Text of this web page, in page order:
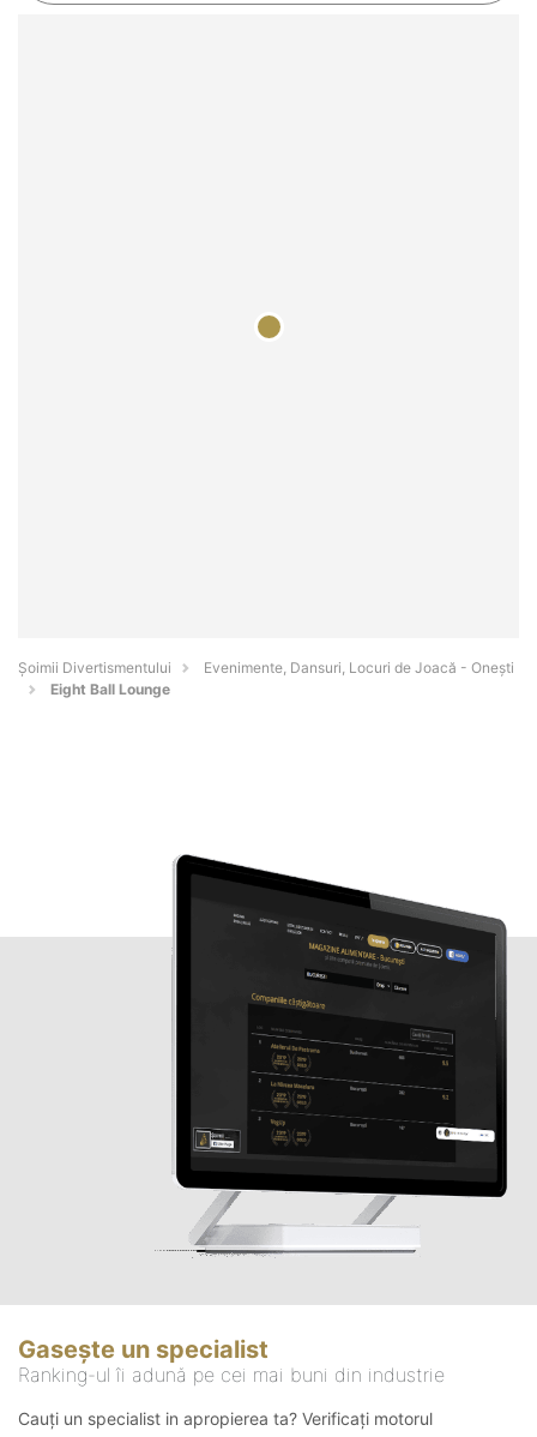
Şoimii Divertismentului
Evenimente, Dansuri, Locuri de Joacă - Oneşti
Eight Ball Lounge
Gasește un specialist
Ranking-ul îi adună pe cei mai buni din industrie
Cauți un specialist in apropierea ta? Verificați motorul